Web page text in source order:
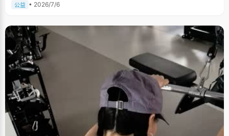
公益 • 2026/7/6